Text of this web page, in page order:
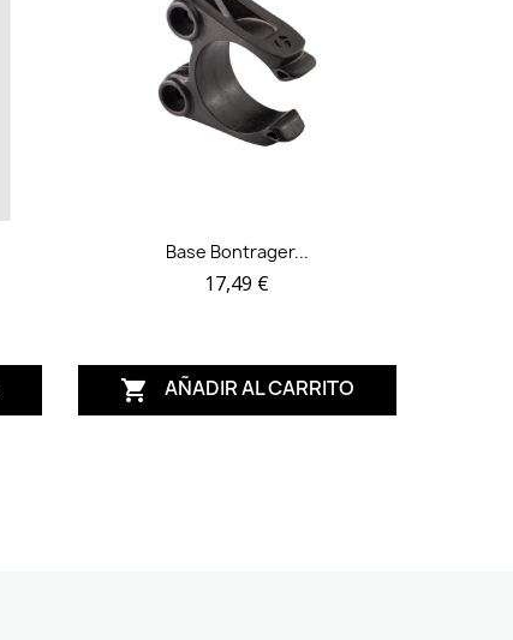
Base Bontrager...
17,49 €
 AÑADIR AL CARRITO